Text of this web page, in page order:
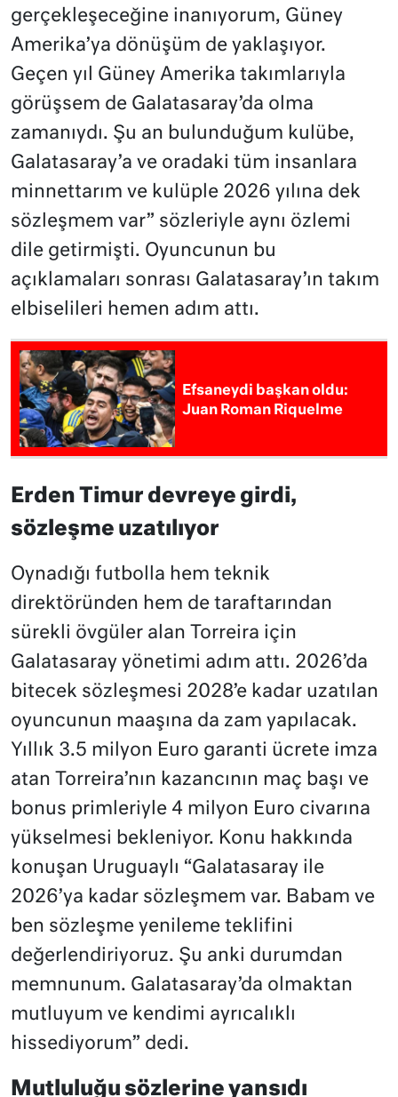
gerçekleşeceğine inanıyorum, Güney
Amerika’ya dönüşüm de yaklaşıyor.
Geçen yıl Güney Amerika takımlarıyla
görüşsem de Galatasaray’da olma
zamanıydı. Şu an bulunduğum kulübe,
Galatasaray’a ve oradaki tüm insanlara
minnettarım ve kulüple 2026 yılına dek
sözleşmem var” sözleriyle aynı özlemi
dile getirmişti. Oyuncunun bu
açıklamaları sonrası Galatasaray’ın takım
elbiselileri hemen adım attı.
Efsaneydi başkan oldu:
Juan Roman Riquelme
Erden Timur devreye girdi,
sözleşme uzatılıyor
Oynadığı futbolla hem teknik
direktöründen hem de taraftarından
sürekli övgüler alan Torreira için
Galatasaray yönetimi adım attı. 2026’da
bitecek sözleşmesi 2028’e kadar uzatılan
oyuncunun maaşına da zam yapılacak.
Yıllık 3.5 milyon Euro garanti ücrete imza
atan Torreira’nın kazancının maç başı ve
bonus primleriyle 4 milyon Euro civarına
yükselmesi bekleniyor. Konu hakkında
konuşan Uruguaylı “Galatasaray ile
2026’ya kadar sözleşmem var. Babam ve
ben sözleşme yenileme teklifini
değerlendiriyoruz. Şu anki durumdan
memnunum. Galatasaray’da olmaktan
mutluyum ve kendimi ayrıcalıklı
hissediyorum” dedi.
Mutluluğu sözlerine yansıdı